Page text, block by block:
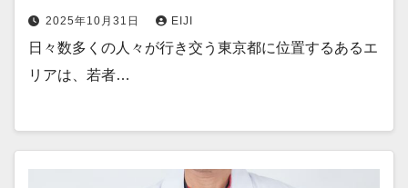
2025年10月31日 EIJI
日々数多くの人々が行き交う東京都に位置するあるエ
リアは、若者…